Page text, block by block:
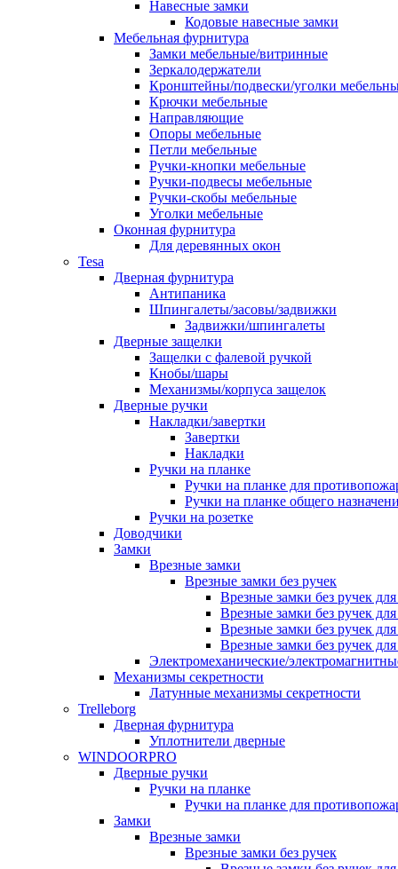
Навесные замки
Кодовые навесные замки
Мебельная фурнитура
Замки мебельные/витринные
Зеркалодержатели
Кронштейны/подвески/уголки
Крючки мебельные
Направляющие
Опоры мебельные
Петли мебельные
Ручки-кнопки мебельные
Ручки-подвесы мебельные
Ручки-скобы мебельные
Уголки мебельные
Оконная фурнитура
Для деревянных окон
Tesa
Дверная фурнитура
Антипаника
Шпингалеты/засовы/задвижки
Задвижки/шпингалеты
Дверные защелки
Защелки с фалевой ручкой
Кнобы/шары
Механизмы/корпуса защелок
Дверные ручки
Накладки/завертки
Завертки
Накладки
Ручки на планке
Ручки на планке для
Ручки на планке общего
Ручки на розетке
Доводчики
Замки
Врезные замки
Врезные замки без ручек
Врезные замки без ручек
Врезные замки без ручек
Врезные замки без ручек
Врезные замки без ручек
Электромеханические/
Механизмы секретности
Латунные механизмы секретности
Trelleborg
Дверная фурнитура
Уплотнители дверные
WINDOORPRO
Дверные ручки
Ручки на планке
Ручки на планке для
Замки
Врезные замки
Врезные замки без ручек